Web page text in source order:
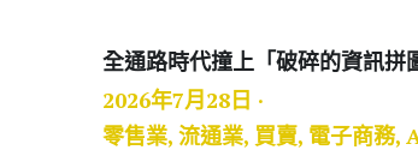
全通路時代撞上「破碎的資訊拼
2026年7月28日 ·
零售業, 流通業, 買賣, 電子商務,